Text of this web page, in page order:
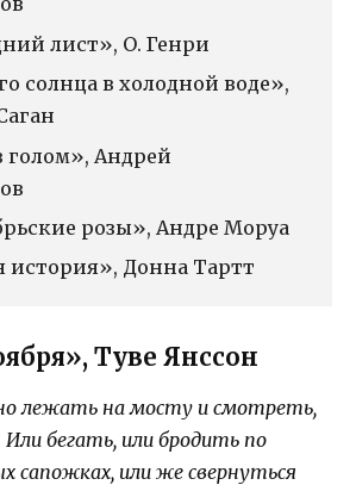
лист», О. Генри
солнца в холодной воде»,
голом», Андрей
розы», Андре Моруа
история», Донна Тартт
Туве Янссон
лежать на мосту и смотреть,
бегать, или бродить по
сапожках, или же свернуться